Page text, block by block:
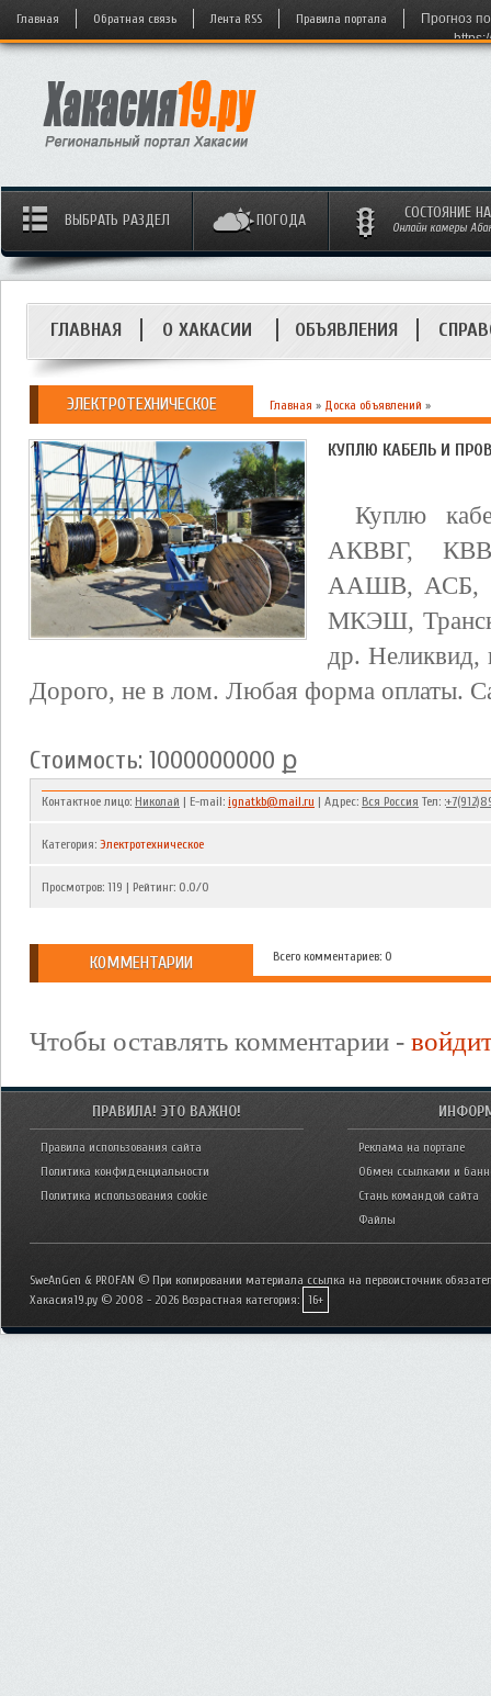
Главная Обратная связь Лента RSS Правила портала
Прогноз
ВЫБРАТЬ РАЗДЕЛ ПОГОДА СОСТОЯНИЕ
Онлайн камеры
ГЛАВНАЯ О ХАКАСИИ ОБЪЯВЛЕНИЯ
ЭЛЕКТРОТЕХНИЧЕСКОЕ Главная » Доска объявлений »
КУПЛЮ КАБЕЛЬ И
Куплю
АКВВГ,
ААШВ,
МКЭШ,
др. Неликвид,
Дорого, не в лом. Любая форма оплаты.
Стоимость: 1000000000 ք
Контактное лицо: Николай | E-mail: ignatkb@mail.ru | Адрес: Вся Россия Тел: :
Категория: Электротехническое
Просмотров: 119 | Рейтинг: 0.0/0
КОММЕНТАРИИ Всего комментариев: 0
Чтобы оставлять комментарии -
ПРАВИЛА! ЭТО ВАЖНО!
Правила использования сайта
Политика конфиденциальности
Политика использования cookie
Реклама на портале
Обмен ссылками и
Стань командой сайта
Файлы
SweAnGen & PROFAN © При копировании материала ссылка на первоисточник
Хакасия19.ру © 2008 - 2026 Возрастная категория: 16+